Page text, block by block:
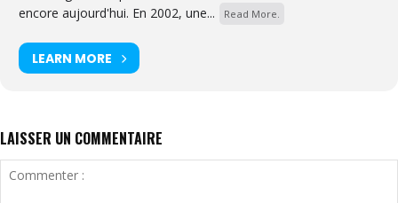
encore aujourd'hui. En 2002, une...
Read More.
LEARN MORE
LAISSER UN COMMENTAIRE